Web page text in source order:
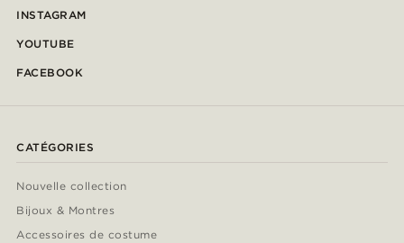
INSTAGRAM
YOUTUBE
FACEBOOK
CATÉGORIES
Nouvelle collection
Bijoux & Montres
Accessoires de costume